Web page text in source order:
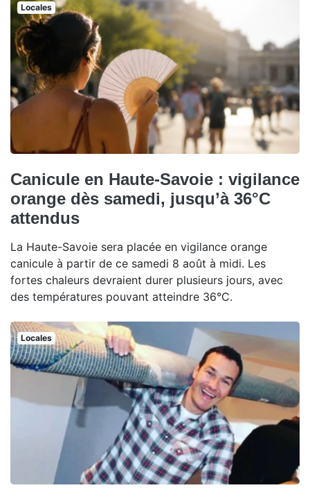
Locales
Canicule en Haute-Savoie : vigilance
orange dès samedi, jusqu’à 36°C
attendus
La Haute-Savoie sera placée en vigilance orange
canicule à partir de ce samedi 8 août à midi. Les
fortes chaleurs devraient durer plusieurs jours, avec
des températures pouvant atteindre 36°C.
Locales